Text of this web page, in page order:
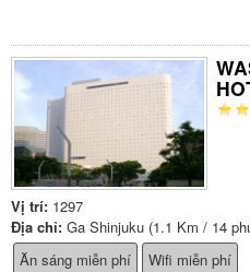
Vị trí: 1297
Địa chỉ: Ga Shinjuku (1.1 Km / 14
Ăn sáng miễn phí
Wifi miễn phí